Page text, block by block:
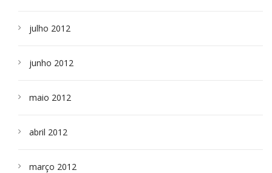
julho 2012
junho 2012
maio 2012
abril 2012
março 2012